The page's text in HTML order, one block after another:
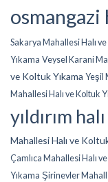
osmangazi
Sakarya Mahallesi Halı
Yıkama Veysel Karani
ve Koltuk Yıkama Yeşil
Mahallesi Halı ve Koltuk
yıldırım
Mahallesi Halı ve
Çamlıca Mahallesi Halı
Yıkama Şirinevler